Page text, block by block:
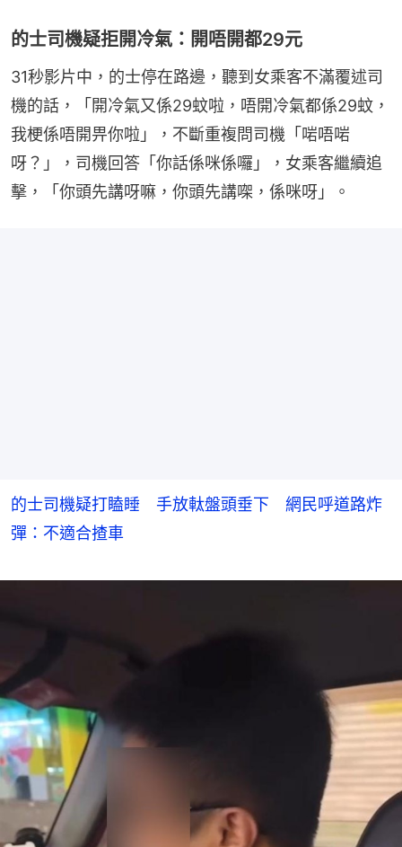
的士司機疑拒開冷氣：開唔開都29元
31秒影片中，的士停在路邊，聽到女乘客不滿覆述司
機的話，「開冷氣又係29蚊啦，唔開冷氣都係29蚊，
我梗係唔開畀你啦」，不斷重複問司機「啱唔啱
呀？」，司機回答「你話係咪係囉」，女乘客繼續追
擊，「你頭先講呀嘛，你頭先講㗎，係咪呀」。
的士司機疑打瞌睡 手放軚盤頭垂下 網民呼道路炸
彈：不適合揸車